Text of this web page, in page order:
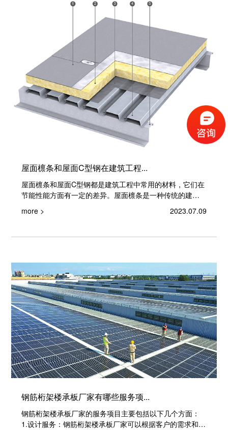
屋面檩条和屋面C型钢在建筑工程...
屋面檩条和屋面C型钢都是建筑工程中常用的材料，它们在
节能性能方面有一定的差异。屋面檩条是一种传统的建筑
more > 2023.07.09
钢筋桁架楼承板厂家有哪些服务项...
钢筋桁架楼承板厂家的服务项目主要包括以下几个方面：
1.设计服务：钢筋桁架楼承板厂家可以根据客户的需求和要